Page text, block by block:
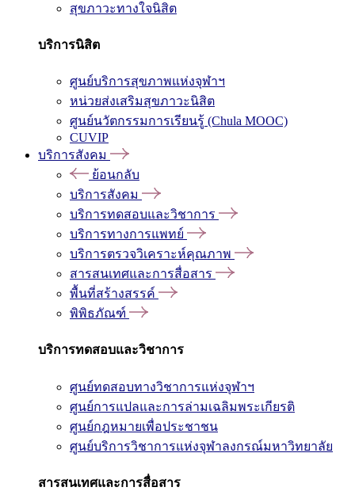
สุขภาวะทางใจนิสิต
บริการนิสิต
ศูนย์บริการสุขภาพแห่งจุฬาฯ
หน่วยส่งเสริมสุขภาวะนิสิต
ศูนย์นวัตกรรมการเรียนรู้ (Chula MOOC)
CUVIP
บริการสังคม
ย้อนกลับ
บริการสังคม
บริการทดสอบและวิชาการ
บริการทางการแพทย์
บริการตรวจวิเคราะห์คุณภาพ
สารสนเทศและการสื่อสาร
พื้นที่สร้างสรรค์
พิพิธภัณฑ์
บริการทดสอบและวิชาการ
ศูนย์ทดสอบทางวิชาการแห่งจุฬาฯ
ศูนย์การแปลและการล่ามเฉลิมพระเกียรติ
ศูนย์กฎหมายเพื่อประชาชน
ศูนย์บริการวิชาการแห่งจุฬาลงกรณ์มหาวิทยาลัย
สารสนเทศและการสื่อสาร